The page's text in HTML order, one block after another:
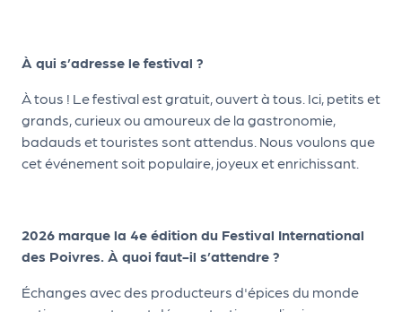
À qui s’adresse le festival ?
À tous ! Le festival est gratuit, ouvert à tous. Ici, petits et
grands, curieux ou amoureux de la gastronomie,
badauds et touristes sont attendus. Nous voulons que
cet événement soit populaire, joyeux et enrichissant.
2026 marque la 4e édition du Festival International
des Poivres. À quoi faut-il s’attendre ?
Échanges avec des producteurs d'épices du monde
k
it
d
e
r
g
a